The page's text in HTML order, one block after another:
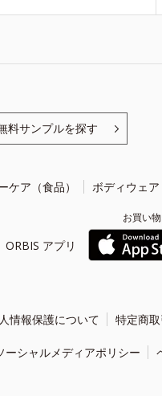
料サンプルを探す
ケア（食品） ボディウェア
ORBIS アプリ
お買い
情報保護について 特定商
ーシャルメディアポリシー